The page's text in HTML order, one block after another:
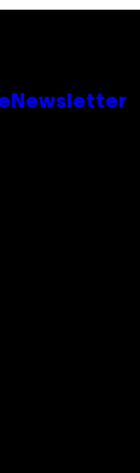
Newsletter